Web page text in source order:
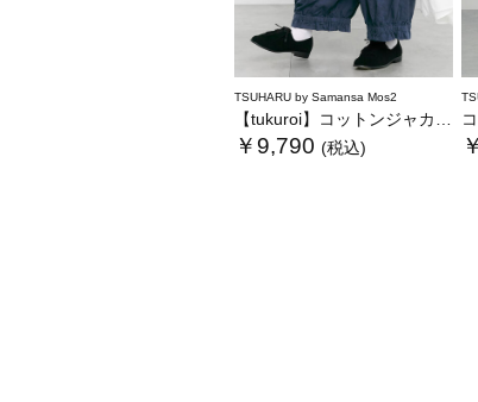
TSUHARU by Samansa Mos2
【tukuroi】コットンジャカード製品染め裾フリルパンツ《WEB限定》
￥9,790 (税込)